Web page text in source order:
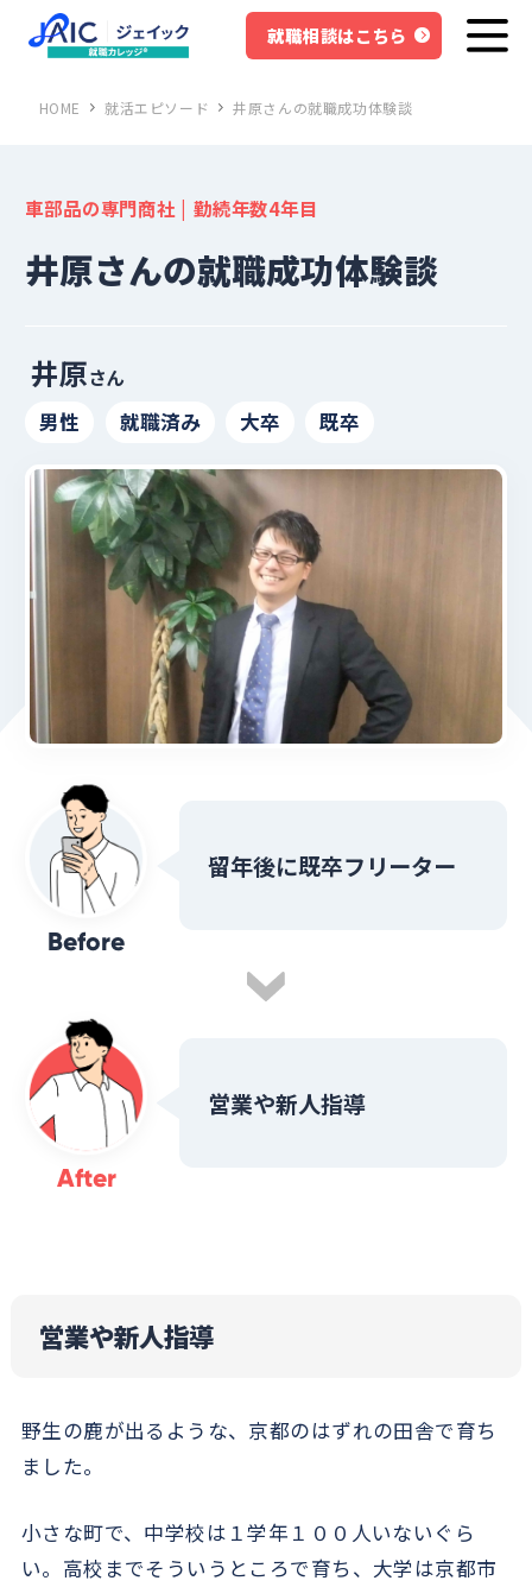
就職相談はこちら
HOME 就活エピソード 井原さんの就職成功体験談
車部品の専門商社 | 勤続年数4年目
井原さんの就職成功体験談
井原さん
男性 就職済み 大卒 既卒
Before
留年後に既卒フリーター
After
営業や新人指導
営業や新人指導
野生の鹿が出るような、京都のはずれの田舎で育ち
ました。
小さな町で、中学校は１学年１００人いないぐら
い。高校までそういうところで育ち、大学は京都市